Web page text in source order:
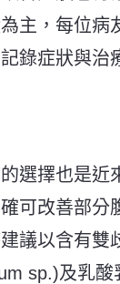
主，每位病
錄症狀與治
選擇也是近
可改善部分
議以含有雙
sp.)及乳酸